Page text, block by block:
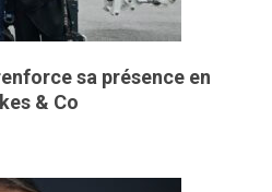
sa présence en
& Co